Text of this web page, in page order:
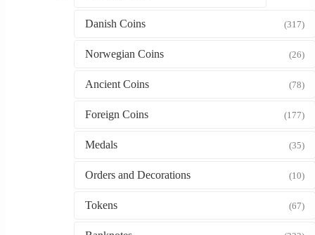
Danish Coins (317)
Norwegian Coins (26)
Ancient Coins (78)
Foreign Coins (177)
Medals (35)
Orders and Decorations (10)
Tokens (67)